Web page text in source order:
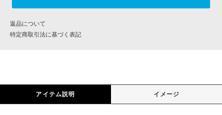
返品について
特定商取引法に基づく表記
アイテム説明 イメージ